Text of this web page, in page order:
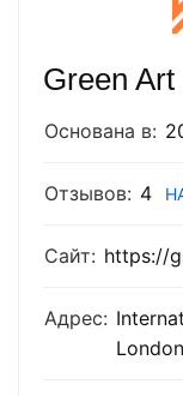
Green Art
Основана в:
Отзывов: 4
Сайт: https://
Адрес: